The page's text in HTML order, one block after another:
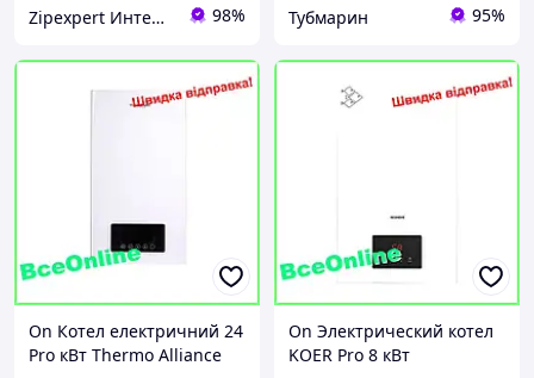
Zipexpert Интернет-магазин по продаже ювелирных украшений и всего еще 98% Тубмарин 95%
On Котел електричний 24
Pro кВт Thermo Alliance
On Электрический котел
KOER Pro 8 кВт